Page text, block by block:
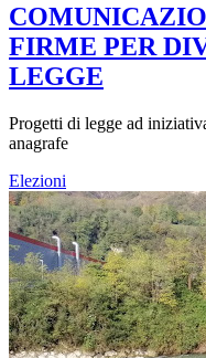
FIRME PER
LEGGE
Progetti di legge ad
anagrafe
Elezioni